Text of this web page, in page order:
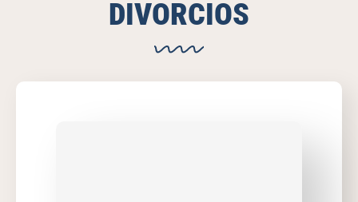
DIVORCIOS